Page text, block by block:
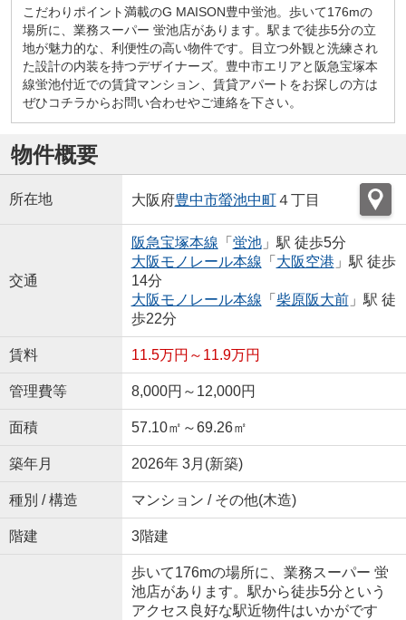
こだわりポイント満載のG MAISON豊中蛍池。歩いて176mの
場所に、業務スーパー 蛍池店があります。駅まで徒歩5分の立
地が魅力的な、利便性の高い物件です。目立つ外観と洗練され
た設計の内装を持つデザイナーズ。豊中市エリアと阪急宝塚本
線蛍池付近での賃貸マンション、賃貸アパートをお探しの方は
ぜひコチラからお問い合わせやご連絡を下さい。
物件概要
所在地 大阪府豊中市螢池中町４丁目
交通
阪急宝塚本線 「 蛍池」駅 徒歩5分
大阪モノレール本線 「 大阪空港 」駅 徒歩
14分
大阪モノレール本線 「 柴原阪大前」駅 徒
歩22分
賃料 11.5万円～11.9万円
管理費等 8,000円～12,000円
面積 57.10㎡～69.26㎡
築年月 2026年 3月(新築)
種別 / 構造 マンション / その他(木造)
階建 3階建
歩いて176mの場所に、業務スーパー 蛍
池店があります。駅から徒歩5分という
アクセス良好な駅近物件はいかがです